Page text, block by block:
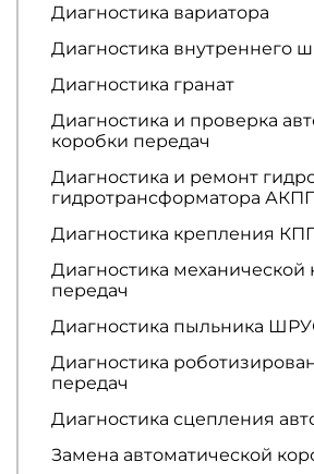
Диагностика вариатора
Диагностика внутреннего
Диагностика гранат
Диагностика и проверка
коробки передач
Диагностика и ремонт
гидротрансформатора
Диагностика крепления
Диагностика механической
передач
Диагностика пыльника
Диагностика
передач
Диагностика сцепления
Замена автоматической